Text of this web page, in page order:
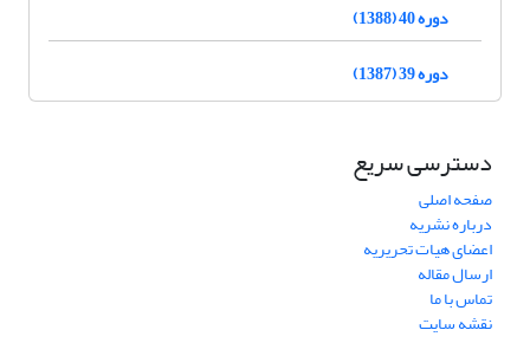
دوره 40 (1388)
دوره 39 (1387)
دسترسی سریع
صفحه اصلی
درباره نشریه
اعضای هیات تحریریه
ارسال مقاله
تماس با ما
نقشه سایت